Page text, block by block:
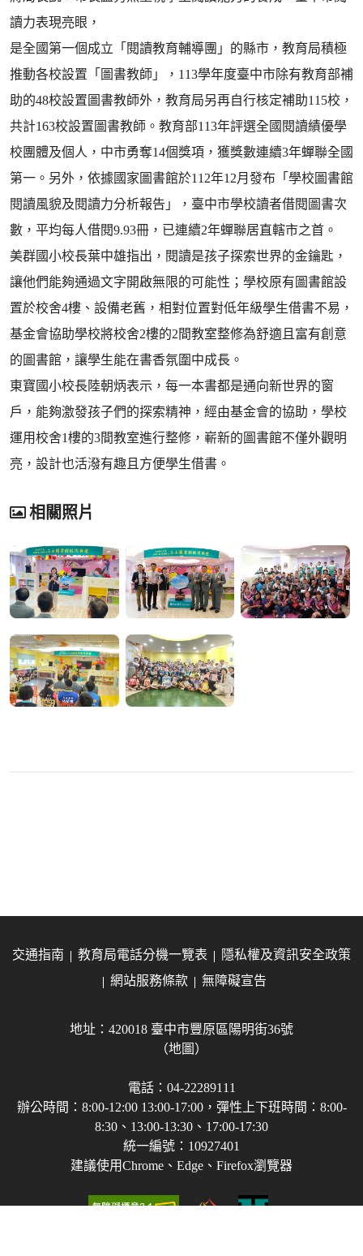
讀力表現亮眼，
是全國第一個成立「閱讀教育輔導團」的縣市，教育局積極
推動各校設置「圖書教師」，113學年度臺中市除有教育部補
助的48校設置圖書教師外，教育局另再自行核定補助115校，
共計163校設置圖書教師。教育部113年評選全國閱讀績優學
校團體及個人，中市勇奪14個獎項，獲獎數連續3年蟬聯全國
第一。另外，依據國家圖書館於112年12月發布「學校圖書館
閱讀風貌及閱讀力分析報告」，臺中市學校讀者借閱圖書次
數，平均每人借閱9.93冊，已連續2年蟬聯居直轄市之首。
美群國小校長葉中雄指出，閱讀是孩子探索世界的金鑰匙，
讓他們能夠通過文字開啟無限的可能性；學校原有圖書館設
置於校舍4樓、設備老舊，相對位置對低年級學生借書不易，
基金會協助學校將校舍2樓的2間教室整修為舒適且富有創意
的圖書館，讓學生能在書香氛圍中成長。
東寶國小校長陸朝炳表示，每一本書都是通向新世界的窗
戶，能夠激發孩子們的探索精神，經由基金會的協助，學校
運用校舍1樓的3間教室進行整修，嶄新的圖書館不僅外觀明
亮，設計也活潑有趣且方便學生借書。
相關照片
交通指南 教育局電話分機一覽表
隱私權及資訊安全政策
網站服務條款
無障礙宣告
地址：420018 臺中市豐原區陽明街36號
（地圖）
電話：04-22289111
辦公時間：8:00-12:00 13:00-17:00，彈性上下班時間：8:00-
8:30、13:00-13:30、17:00-17:30
統一編號：10927401
建議使用Chrome、Edge、Firefox瀏覽器